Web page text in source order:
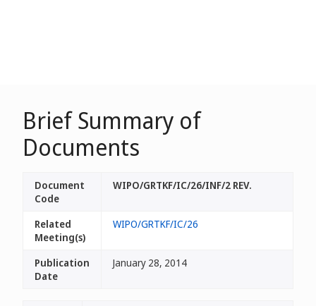
Brief Summary of
Documents
Document
Code
WIPO/GRTKF/IC/26/INF/2 REV.
Related
Meeting(s)
WIPO/GRTKF/IC/26
Publication
Date
January 28, 2014